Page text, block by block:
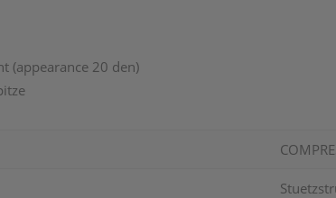
(appearance 20 den)